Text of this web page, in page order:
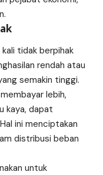
tidak berpihak
rendah atau
semakin tinggi.
lebih,
kaya, dapat
ini menciptakan
distribusi beban
untuk